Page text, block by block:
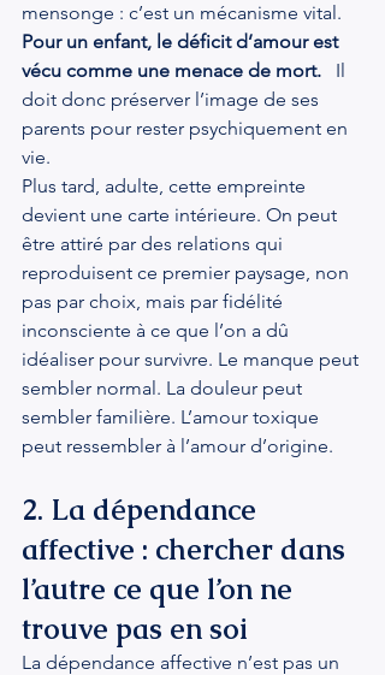
mensonge : c’est un mécanisme vital.
Pour un enfant, le déficit d’amour est
vécu comme une menace de mort. Il
doit donc préserver l’image de ses
parents pour rester psychiquement en
vie.
Plus tard, adulte, cette empreinte
devient une carte intérieure. On peut
être attiré par des relations qui
reproduisent ce premier paysage, non
pas par choix, mais par fidélité
inconsciente à ce que l’on a dû
idéaliser pour survivre. Le manque peut
sembler normal. La douleur peut
sembler familière. L’amour toxique
peut ressembler à l’amour d’origine.
2. La dépendance
affective : chercher dans
l’autre ce que l’on ne
trouve pas en soi
La dépendance affective n’est pas un